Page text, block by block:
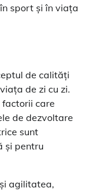
sport și în viața
de calități
de zi cu zi.
care
de dezvoltare
sunt
și pentru
agilitatea,